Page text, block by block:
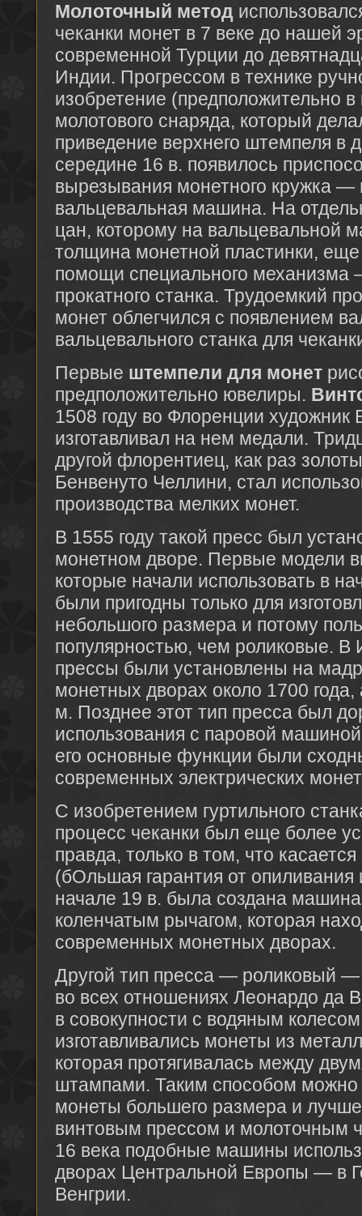
Молоточный метод
чеканки монет в 7 веке до нашей
современной Турции до
Индии. Прогрессом в технике
изобретение (предположительно в
молотового снаряда, который
приведение верхнего штемпеля в
середине 16 в. появилось
вырезывания монетного кружка
вальцевальная машина. На
цан, которому на вальцевальной
толщина монетной пластинки,
помощи специального механизма
прокатного станка. Трудоемкий
монет облегчился с появлением
вальцевального станка для
Первые штемпели для монет
предположительно ювелиры.
1508 году во Флоренции художник
изготавливал на нем медали.
другой флорентиец, как раз
Бенвенуто Челлини, стал
производства мелких монет.
В 1555 году такой пресс был
монетном дворе. Первые модели
которые начали использовать в
были пригодны только для
небольшого размера и потому
популярностью, чем роликовые. В
прессы были установлены на
монетных дворах около 1700
м. Позднее этот тип пресса был
использования с паровой
его основные функции были
современных электрических
С изобретением гуртильного
процесс чеканки был еще более
правда, только в том, что
(бОльшая гарантия от
начале 19 в. была создана
коленчатым рычагом, которая
современных монетных дворах.
Другой тип пресса — роликовый
во всех отношениях Леонардо да
в совокупности с водяным колесом
изготавливались монеты из
которая протягивалась между
штампами. Таким способом можно
монеты большего размера и
винтовым прессом и молоточным
16 века подобные машины
дворах Центральной Европы — в
Венгрии.